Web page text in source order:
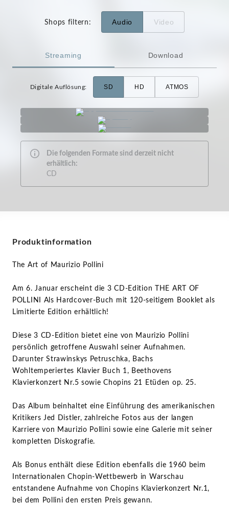
Shops filtern : Audio Video
Streaming Download
Digitale Auflösung: SD HD ATMOS
Die folgenden Formate sind derzeit nicht
erhältlich:
CD
Produktinformation
The Art of Maurizio Pollini
Am 6. Januar erscheint die 3 CD-Edition THE ART OF
POLLINI Als Hardcover-Buch mit 120-seitigem Booklet als
Limitierte Edition erhältlich!
Diese 3 CD-Edition bietet eine von Maurizio Pollini
persönlich getroffene Auswahl seiner Aufnahmen.
Darunter Strawinskys Petruschka, Bachs
Wohltemperiertes Klavier Buch 1, Beethovens
Klavierkonzert Nr.5 sowie Chopins 21 Etüden op. 25.
Das Album beinhaltet eine Einführung des amerikanischen
Kritikers Jed Distler, zahlreiche Fotos aus der langen
Karriere von Maurizio Pollini sowie eine Galerie mit seiner
kompletten Diskografie.
Als Bonus enthält diese Edition ebenfalls die 1960 beim
Internationalen Chopin-Wettbewerb in Warschau
entstandene Aufnahme von Chopins Klavierkonzert Nr.1,
bei dem Pollini den ersten Preis gewann.